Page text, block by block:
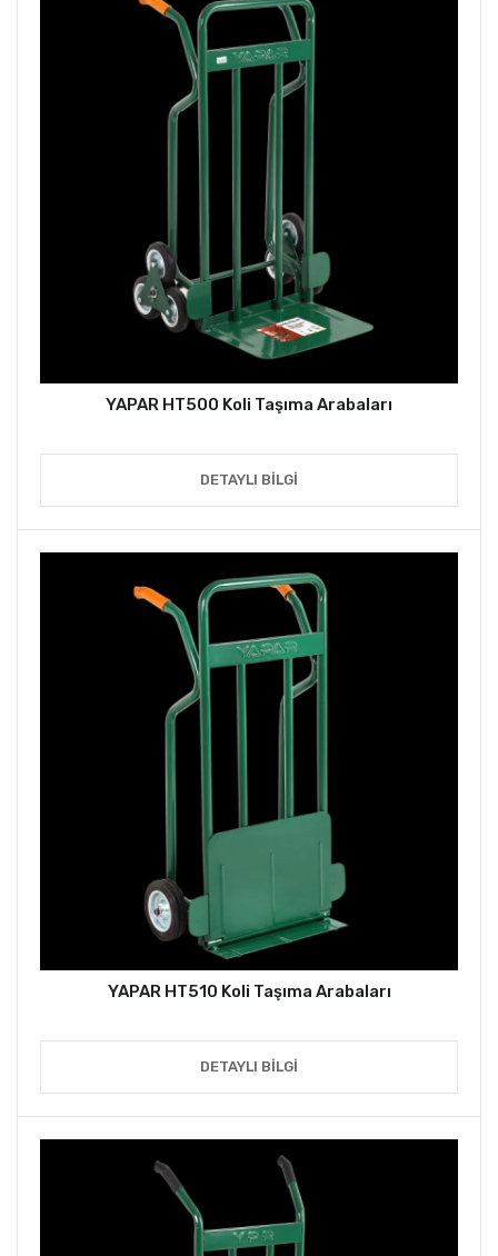
YAPAR HT500 Koli Taşıma Arabaları
DETAYLI BILGI
YAPAR HT510 Koli Taşıma Arabaları
DETAYLI BILGI